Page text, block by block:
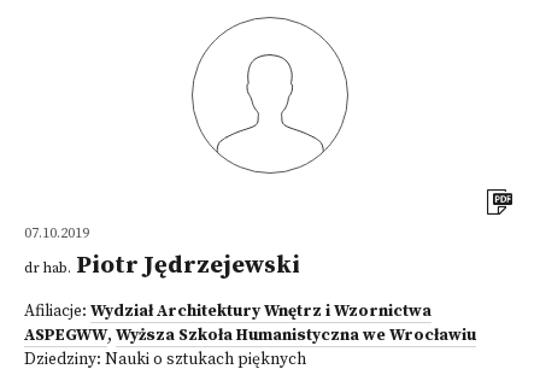
07.10.2019
dr hab. Piotr Jędrzejewski
Afiliacje: Wydział Architektury Wnętrz i Wzornictwa
ASPEGWW, Wyższa Szkoła Humanistyczna we Wrocławiu
Dziedziny: Nauki o sztukach pięknych